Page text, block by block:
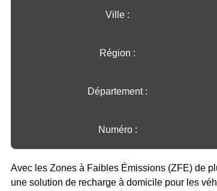
Ville :️
Région :️
Département :
Numéro :
Avec les Zones à Faibles Émissions (ZFE) de
une solution de recharge à domicile pour les